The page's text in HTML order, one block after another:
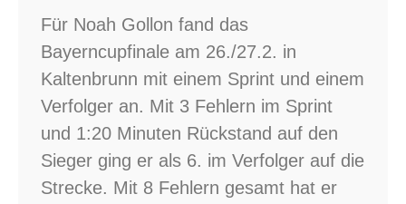
Für Noah Gollon fand das
Bayerncupfinale am 26./27.2. in
Kaltenbrunn mit einem Sprint und einem
Verfolger an. Mit 3 Fehlern im Sprint
und 1:20 Minuten Rückstand auf den
Sieger ging er als 6. im Verfolger auf die
Strecke. Mit 8 Fehlern gesamt hat er